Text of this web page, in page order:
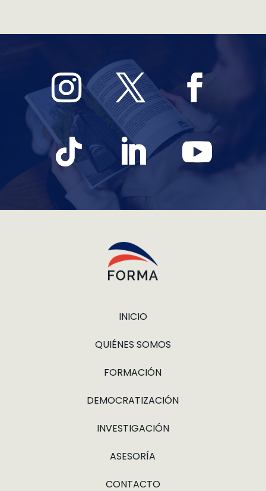
INICIO
QUIÉNES SOMOS
FORMACIÓN
DEMOCRATIZACIÓN
INVESTIGACIÓN
ASESORÍA
CONTACTO